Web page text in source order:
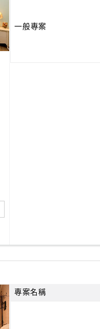
一般專案
專案名稱